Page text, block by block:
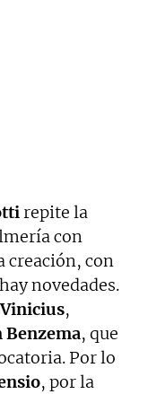
repite la
con
creación, con
novedades.
Vinicius,
Benzema, que
Por lo
, por la